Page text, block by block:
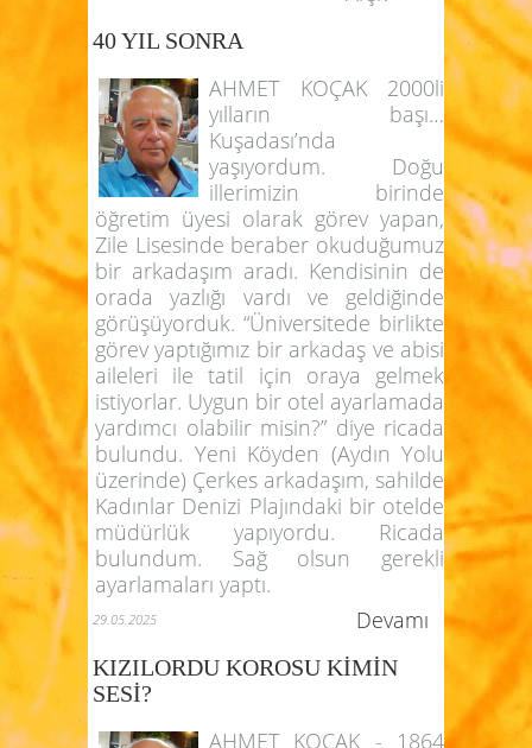
40 YIL SONRA
AHMET KOÇAK 2000li
yılların başı…
Kuşadası’nda
yaşıyordum. Doğu
illerimizin birinde
öğretim üyesi olarak görev yapan,
Zile Lisesinde beraber okuduğumuz
bir arkadaşım aradı. Kendisinin de
orada yazlığı vardı ve geldiğinde
görüşüyorduk. “Üniversitede birlikte
görev yaptığımız bir arkadaş ve abisi
aileleri ile tatil için oraya gelmek
istiyorlar. Uygun bir otel ayarlamada
yardımcı olabilir misin?” diye ricada
bulundu. Yeni Köyden (Aydın Yolu
üzerinde) Çerkes arkadaşım, sahilde
Kadınlar Denizi Plajındaki bir otelde
müdürlük yapıyordu. Ricada
bulundum. Sağ olsun gerekli
ayarlamaları yaptı.
29.05.2025 Devamı
KIZILORDU KOROSU KİMİN
SESİ?
AHMET KOÇAK - 1864